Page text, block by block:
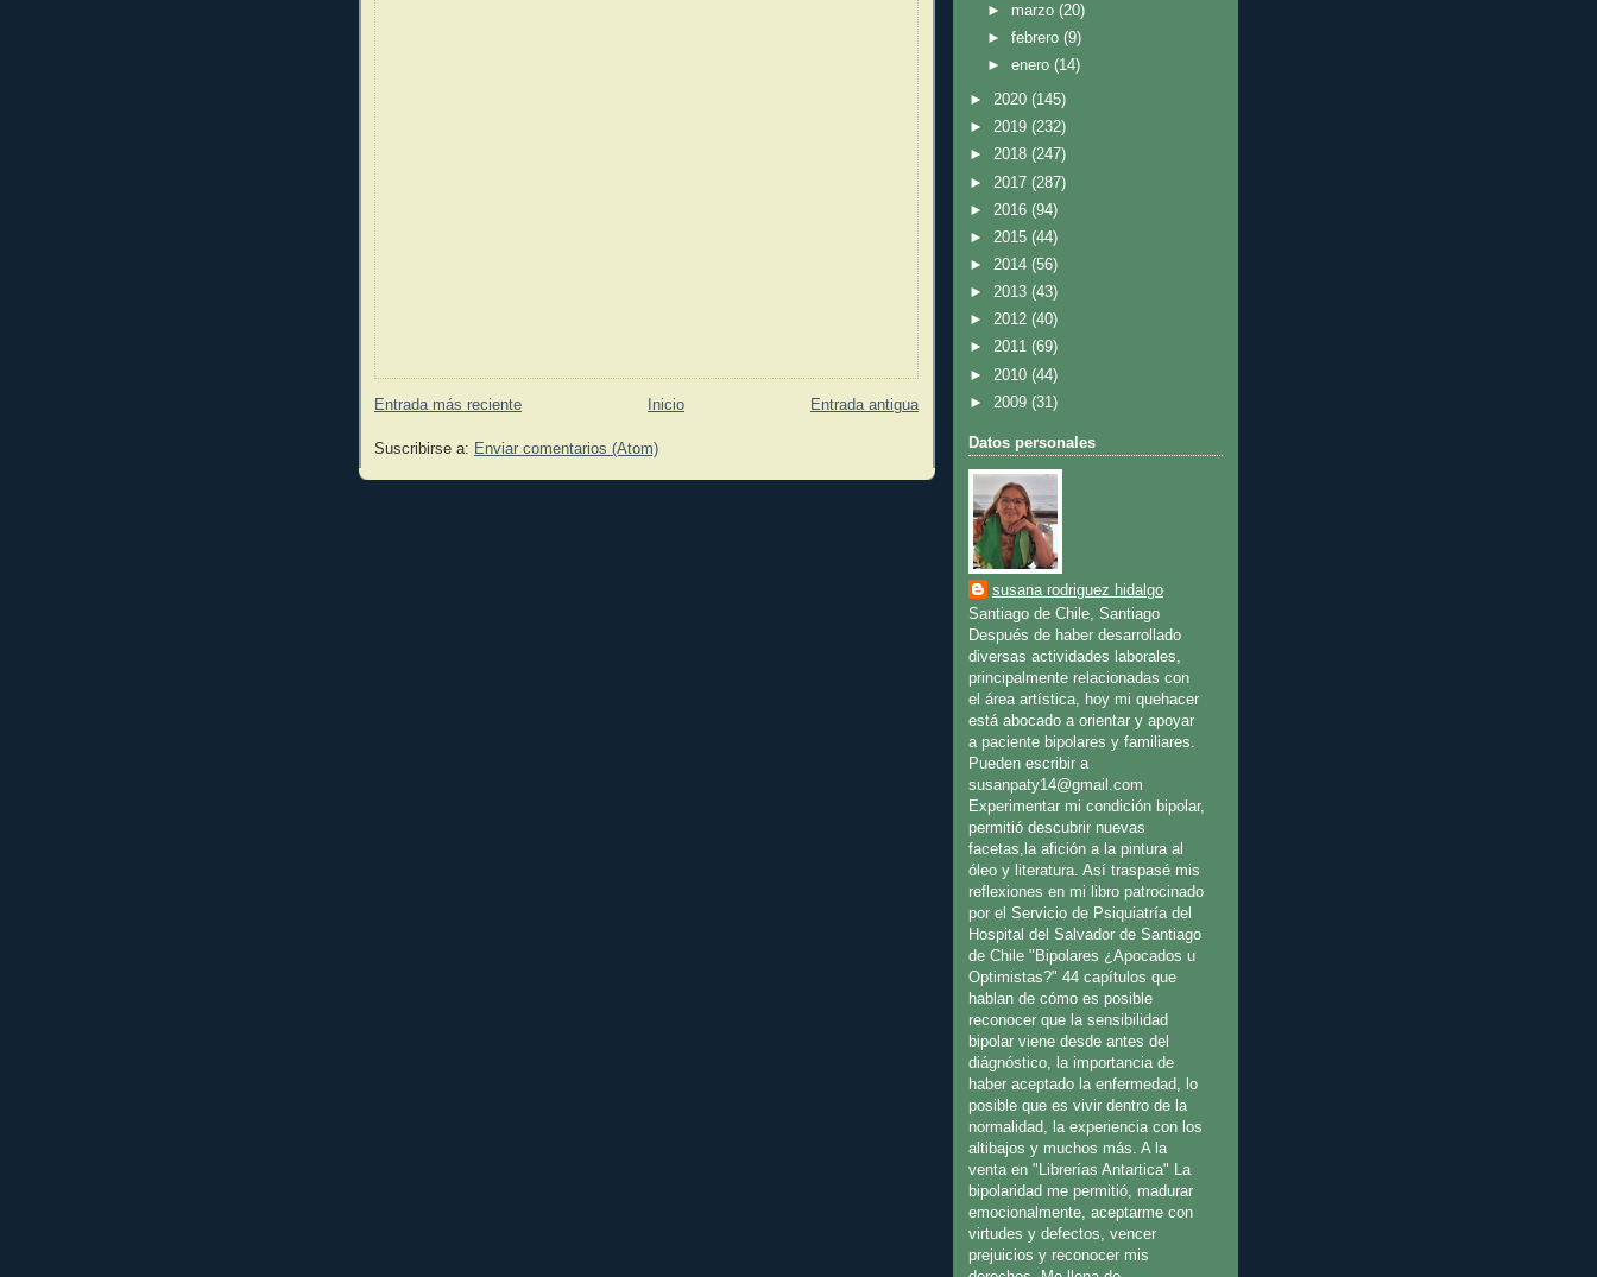
Entrada más reciente Entrada antigua
Inicio
Suscribirse a: Enviar comentarios (Atom)
► marzo(20)
►febrero(9)
►enero(14)
► 2020 (145)
► 2019 (232)
► 2018 (247)
► 2017 (287)
► 2016 (94)
► 2015 (44)
► 2014 (56)
► 2013 (43)
► 2012 (40)
► 2011 (69)
► 2010 (44)
► 2009 (31)
Datos personales
susana rodriguez hidalgo
Santiago de Chile, Santiago
Después de haber desarrollado
diversas actividades laborales,
principalmente relacionadas con
el área artística, hoy mi quehacer
está abocado a orientar y apoyar
a paciente bipolares y familiares.
Pueden escribir a
susanpaty14@gmail.com
Experimentar mi condición bipolar,
permitió descubrir nuevas
facetas,la afición a la pintura al
óleo y literatura. Así traspasé mis
reflexiones en mi libro patrocinado
por el Servicio de Psiquiatría del
Hospital del Salvador de Santiago
de Chile "Bipolares ¿Apocados u
Optimistas?" 44 capítulos que
hablan de cómo es posible
reconocer que la sensibilidad
bipolar viene desde antes del
diágnóstico, la importancia de
haber aceptado la enfermedad, lo
posible que es vivir dentro de la
normalidad, la experiencia con los
altibajos y muchos más. A la
venta en "Librerías Antartica" La
bipolaridad me permitió, madurar
emocionalmente, aceptarme con
virtudes y defectos, vencer
prejuicios y reconocer mis